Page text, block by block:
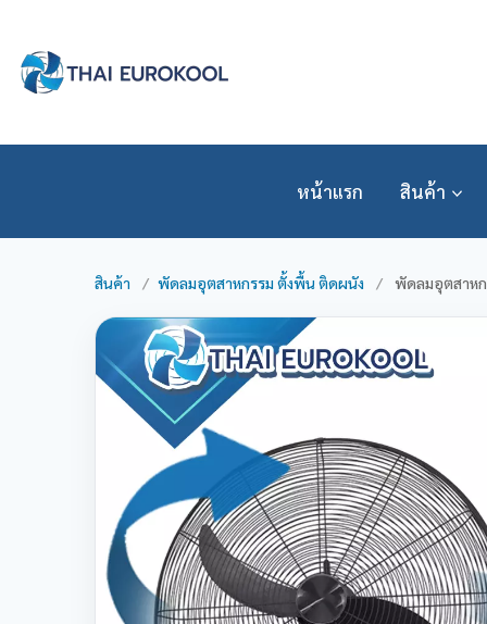
content
หน้าแรก สินค้า
สินค้า / พัดลมอุตสาหกรรม ตั้งพื้น ติดผนัง / พัดลมอุตสาหก